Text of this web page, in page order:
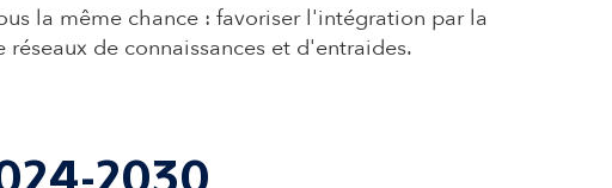
la même chance : favoriser l'intégration par la
de connaissances et d'entraides.
2030